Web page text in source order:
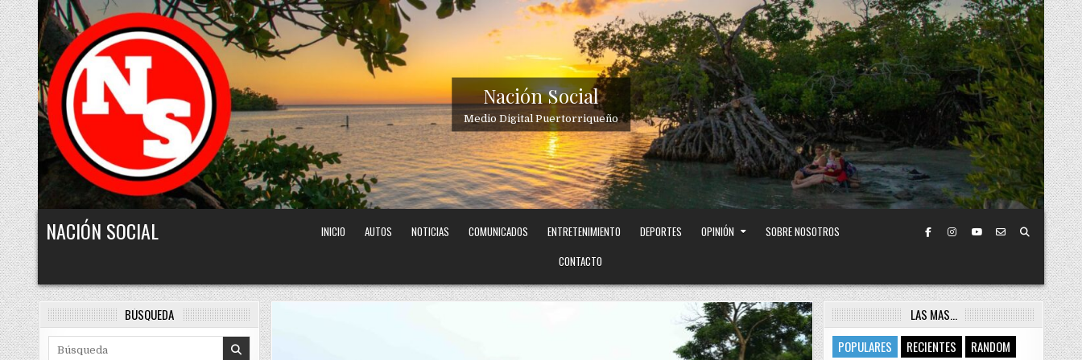
Skip to content
Nación Social
Medio Digital Puertorriqueño
NACIÓN SOCIAL INICIO AUTOS NOTICIAS COMUNICADOS ENTRETENIMIENTO DEPORTES OPINIÓN
SOBRE NOSOTROS
CONTACTO
BÚSQUEDA
Search for:
LAS MAS…
POPULARES
RECIENTES RANDOM